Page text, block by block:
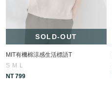
SOLD-OUT
MIT有機棉涼感生活標語T
S M
L
NT 799